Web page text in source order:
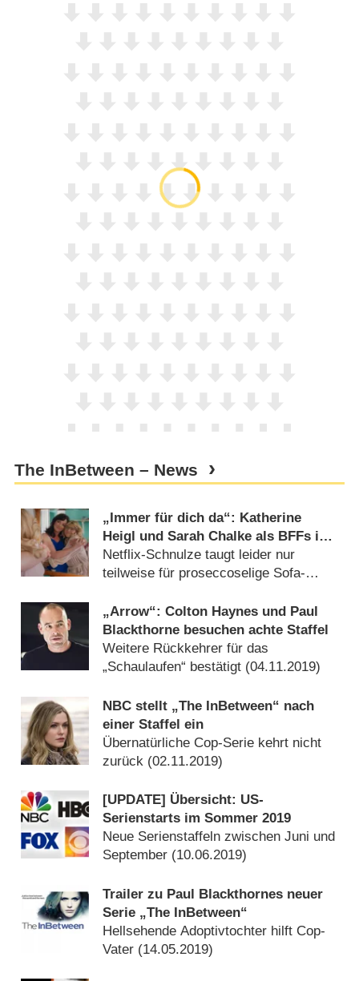
The InBetween – News
„Immer für dich da“: Katherine
Heigl und Sarah Chalke als BFFs in
der Lebensmitte – Review
Netflix-Schnulze taugt leider nur
teilweise für proseccoselige Sofa-
„Arrow“: Colton Haynes und Paul
Blackthorne besuchen achte Staffel
Weitere Rückkehrer für das
„Schaulaufen“ bestätigt (04.11.2019)
NBC stellt „The InBetween“ nach
einer Staffel ein
Übernatürliche Cop-Serie kehrt nicht
zurück (02.11.2019)
[UPDATE] Übersicht: US-
Serienstarts im Sommer 2019
Neue Serienstaffeln zwischen Juni und
September (10.06.2019)
Trailer zu Paul Blackthornes neuer
Serie „The InBetween“
Hellsehende Adoptivtochter hilft Cop-
Vater (14.05.2019)